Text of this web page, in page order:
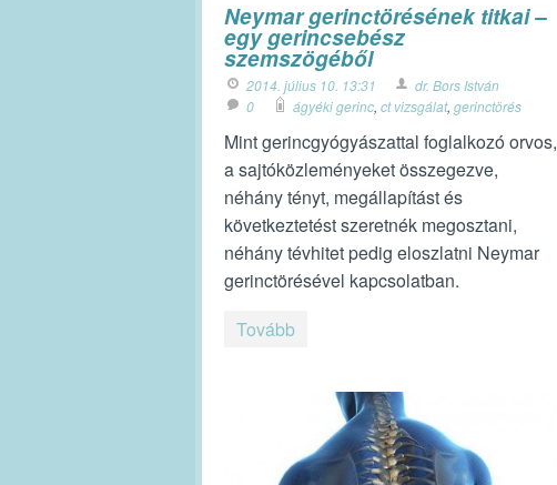
Neymar gerinctörésének titkai –
egy gerincsebész
szemszögéből
2014. július 10. 13:31
dr. Bors István
0
ágyéki gerinc, ct vizsgálat, gerinctörés
Mint gerincgyógyászattal foglalkozó orvos,
a sajtóközleményeket összegezve,
néhány tényt, megállapítást és
következtetést szeretnék megosztani,
néhány tévhitet pedig eloszlatni Neymar
gerinctörésével kapcsolatban.
Tovább